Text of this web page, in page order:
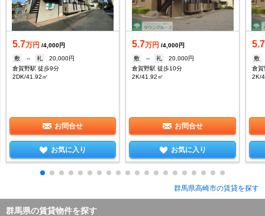
5.7万円 /4,000円
敷
-- 礼
20,000円
倉賀野駅 徒歩9分
2DK/41.92㎡
お問合せ
お気に入り
5.7万円 /4,000円
敷
-- 礼
20,000円
倉賀野駅 徒歩10分
2K/41.92㎡
お問合せ
お気に入り
5.7
敷
倉
2K/
群馬県高崎市の賃貸を探す
群馬県の賃貸物件を探す